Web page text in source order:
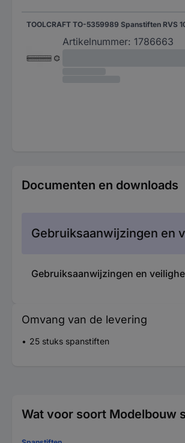
TOOLCRAFT TO-5359989 Spanstiften RVS
Artikelnummer: 1786663
Documenten en downloads
Gebruiksaanwijzingen en
Gebruiksaanwijzingen en
Omvang van de levering
25 stuks spanstiften
Wat voor soort Modelbouw